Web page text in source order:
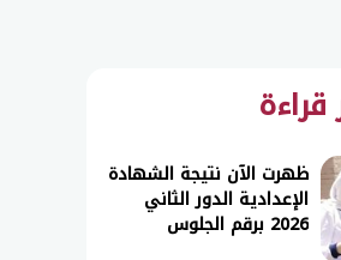
قراءة
ظهرت الآن نتيجة الشهادة
الإعدادية الدور الثاني
2026 برقم الجلوس